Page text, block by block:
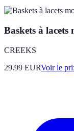
Baskets à
CREEKS
29.99 EURVoir le